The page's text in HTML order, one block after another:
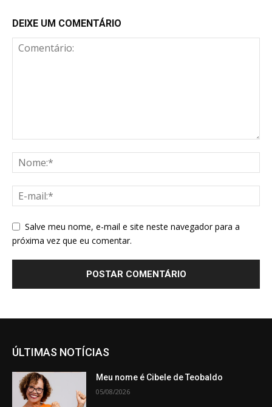
DEIXE UM COMENTÁRIO
Salve meu nome, e-mail e site neste navegador para a
próxima vez que eu comentar.
ÚLTIMAS NOTÍCIAS
Meu nome é Cibele de Teobaldo
05/08/2026